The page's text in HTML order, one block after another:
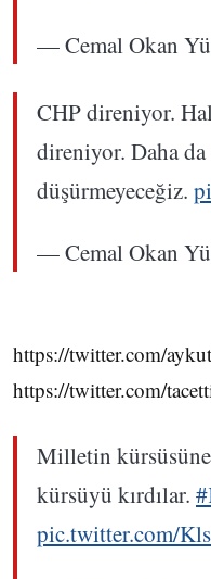
— Cemal Okan
CHP direniyor.
direniyor. Daha
düşürmeyeceğiz.
— Cemal Okan
https://twitter.com/
https://twitter.com/
Milletin
kürsüyü kırdılar.
pic.twitter.com/